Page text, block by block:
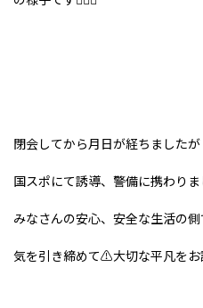
閉会してから月日が経ちましたが
国スポにて誘導、警備に携わり
みなさんの安心、安全な生活の側
気を引き締めて⚠️大切な平凡をお